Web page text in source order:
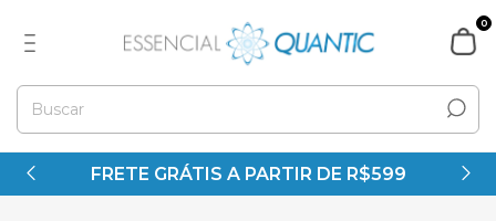
0
FRETE GRÁTIS A PARTIR DE R$599